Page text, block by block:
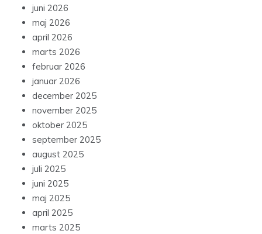
juni 2026
maj 2026
april 2026
marts 2026
februar 2026
januar 2026
december 2025
november 2025
oktober 2025
september 2025
august 2025
juli 2025
juni 2025
maj 2025
april 2025
marts 2025